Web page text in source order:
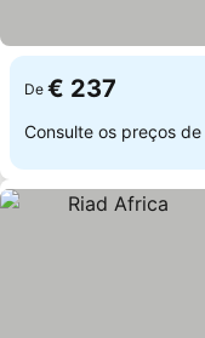
De € 237
Consulte os preços de